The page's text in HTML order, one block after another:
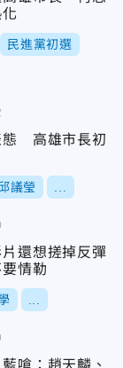
民進黨初選
態 高雄市長初
邱議瑩
還想搓掉反彈
情勒
嗆：趙天麟、